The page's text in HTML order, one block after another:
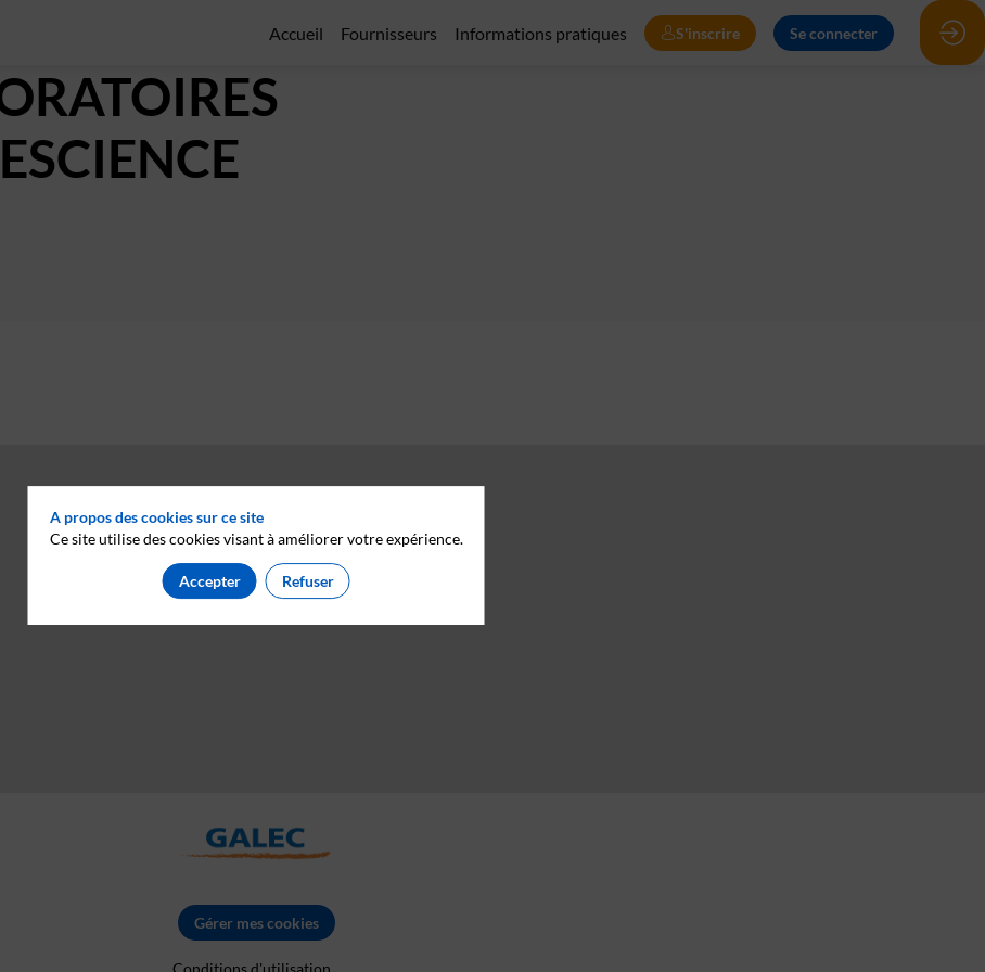
Accueil Fournisseurs Informations pratiques S'inscrire Se connecter
Gérer mes cookies
A propos des cookies sur ce site
Ce site utilise des cookies visant à améliorer votre expérience.
Accepter Refuser